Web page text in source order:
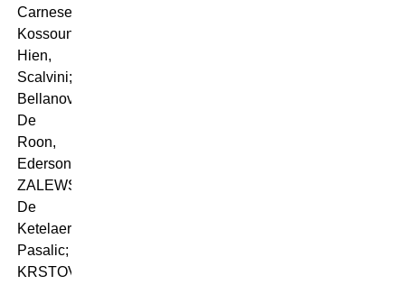
Carnesecchi;
Kossounou,
Hien,
Scalvini;
Bellanova,
De
Roon,
Ederson,
ZALEWSKI;
De
Ketelaere,
Pasalic;
KRSTOVIC.